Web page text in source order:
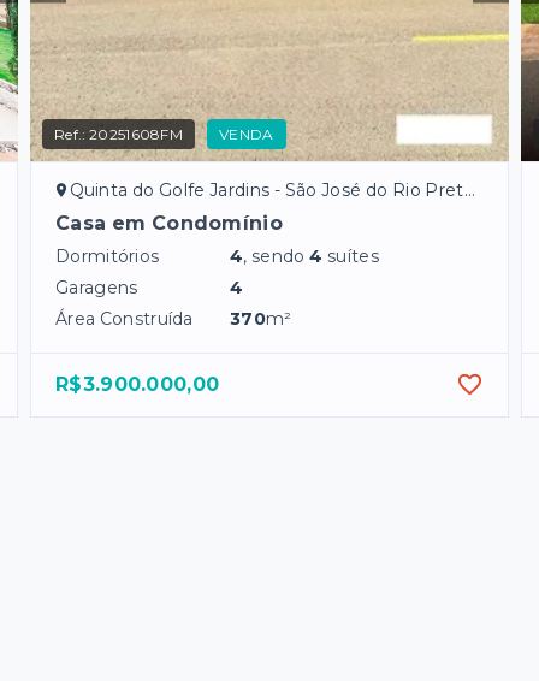
Ref.:20251608FM VENDA
Quinta do Golfe Jardins - São José do Rio Preto/SP
Casa em Condomínio
Dormitórios 4, sendo4 suítes
Garagens
4
Área Construída
370m²
R$3.900.000,00